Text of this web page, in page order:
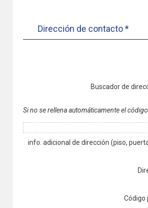
Dirección de contacto *
Buscador de
Si no se rellena automáticamente el
info. adicional de dirección (piso,
Código